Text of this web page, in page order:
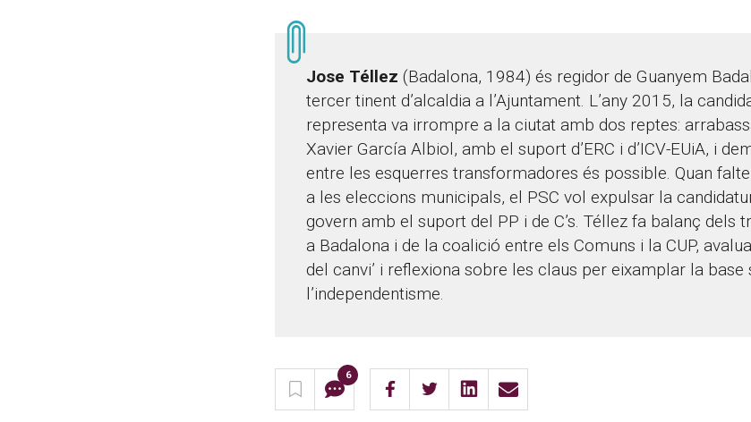
Jose Téllez (Badalona, 1984) és regidor de Guanyem
tercer tinent d’alcaldia a l’Ajuntament. L’any 2015, la
representa va irrompre a la ciutat amb dos reptes:
Xavier García Albiol, amb el suport d’ERC i d’ICV-EUiA, i
entre les esquerres transformadores és possible. Quan
a les eleccions municipals, el PSC vol expulsar la
govern amb el suport del PP i de C’s. Téllez fa balanç dels
a Badalona i de la coalició entre els Comuns i la CUP,
del canvi’ i reflexiona sobre les claus per eixamplar la base
l’independentisme.
6